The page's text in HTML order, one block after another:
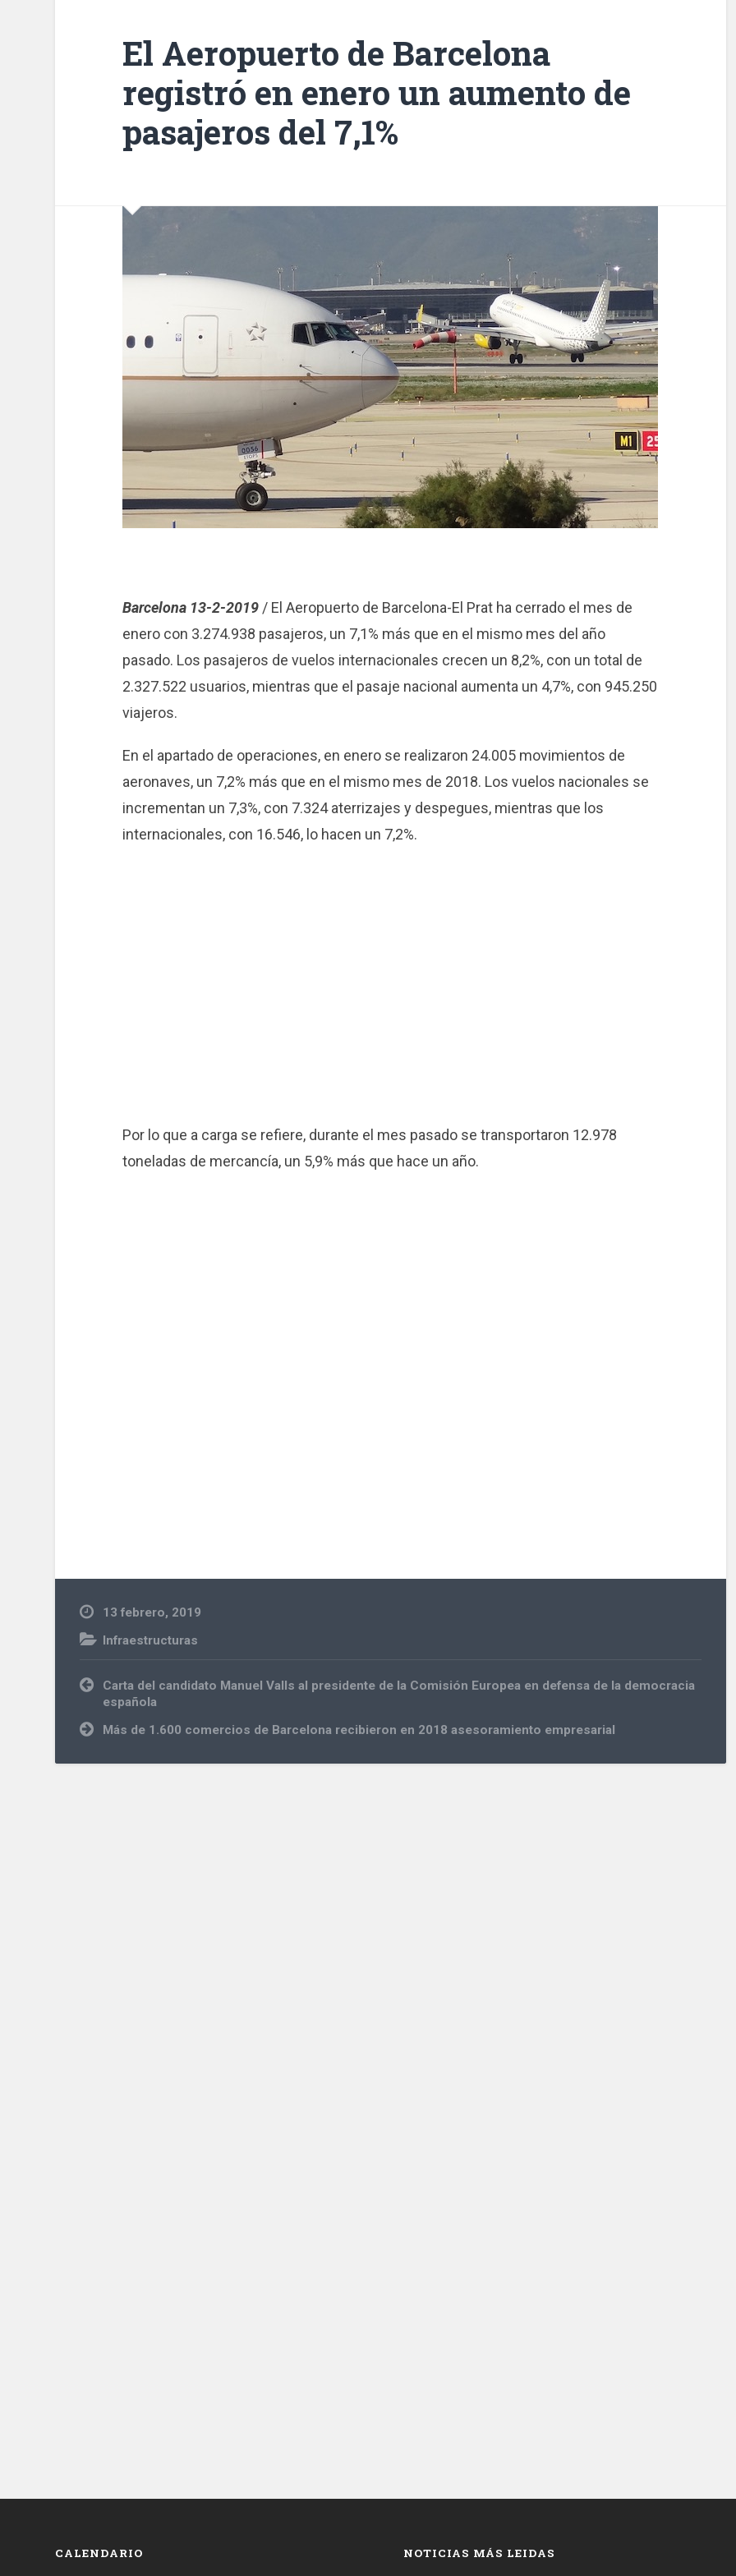
El Aeropuerto de Barcelona
registró en enero un aumento de
pasajeros del 7,1%
Barcelona 13-2-2019/ El Aeropuerto de Barcelona-El Prat ha cerrado el mes de
enero con 3.274.938 pasajeros, un 7,1% más que en el mismo mes del año
pasado. Los pasajeros de vuelos internacionales crecen un 8,2%, con un total de
2.327.522 usuarios, mientras que el pasaje nacional aumenta un 4,7%, con 945.250
viajeros.
En el apartado de operaciones, en enero se realizaron 24.005 movimientos de
aeronaves, un 7,2% más que en el mismo mes de 2018. Los vuelos nacionales se
incrementan un 7,3%, con 7.324 aterrizajes y despegues, mientras que los
internacionales, con 16.546, lo hacen un 7,2%.
Por lo que a carga se refiere, durante el mes pasado se transportaron 12.978
toneladas de mercancía, un 5,9% más que hace un año.
13 febrero, 2019
Infraestructuras
Navegación
de
entradas
Carta del candidato Manuel Valls al presidente de la Comisión Europea en defensa de la democracia
española
Más de 1.600 comercios de Barcelona recibieron en 2018 asesoramiento empresarial
CALENDARIO NOTICIAS MÁS LEIDAS